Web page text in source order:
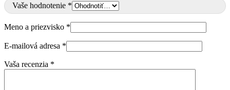
Vaše hodnotenie *
Meno a priezvisko *
E-mailová adresa *
Vaša recenzia *